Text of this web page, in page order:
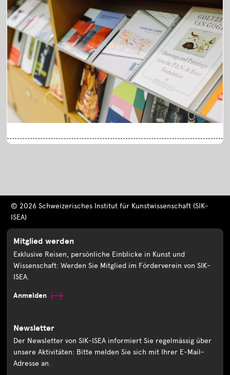
© 2026 Schweizerisches Institut für Kunstwissenschaft (SIK-
ISEA)
Mitglied werden
Exklusive Reisen, persönliche Einblicke in Kunst und
Wissenschaft: Werden Sie Mitglied im Förderverein von SIK-
ISEA.
Anmelden
Newsletter
Der Newsletter von SIK-ISEA informiert Sie regelmässig über
unsere Aktivitäten: Bitte melden Sie sich mit Ihrer E-Mail-
Adresse an.